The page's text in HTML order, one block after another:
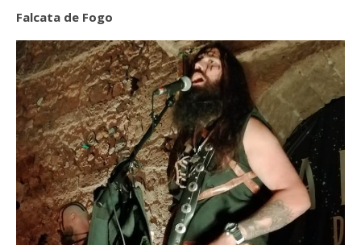
Falcata de Fogo